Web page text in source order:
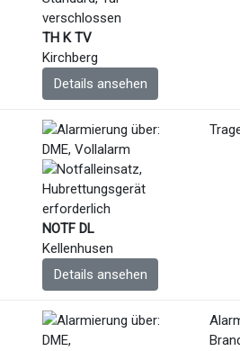
TH K TV
Kirchberg
Details ansehen
NOTF DL
Kellenhusen
Details ansehen